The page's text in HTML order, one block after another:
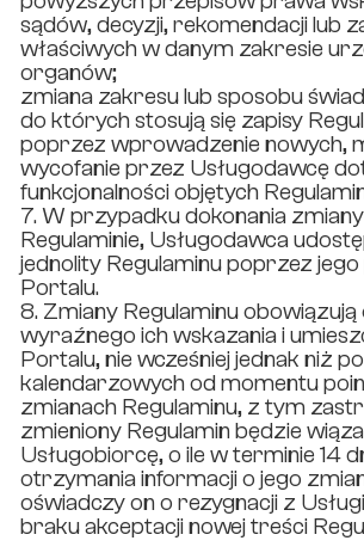
sądów, decyzji, rekomendacji lub
właściwych w danym zakresie
organów;
zmiana zakresu lub sposobu
do których stosują się zapisy
poprzez wprowadzenie nowych,
wycofanie przez Usługodawcę
funkcjonalności objętych
7. W przypadku dokonania
Regulaminie, Usługodawca
jednolity Regulaminu poprzez
Portalu.
8. Zmiany Regulaminu
wyraźnego ich wskazania i
Portalu, nie wcześniej jednak niż
kalendarzowych od momentu
zmianach Regulaminu, z tym
zmieniony Regulamin będzie
Usługobiorcę, o ile w terminie 14
otrzymania informacji o jego
oświadczy on o rezygnacji z
braku akceptacji nowej treści